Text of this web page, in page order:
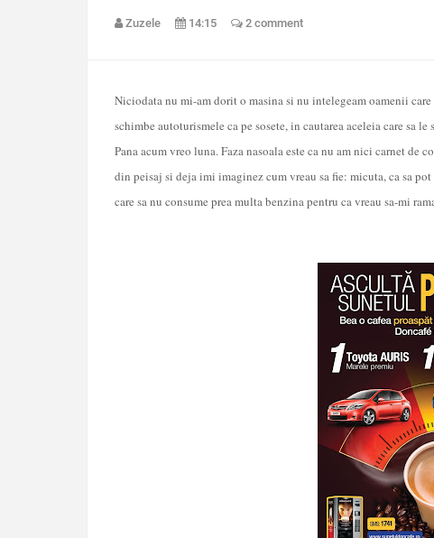
Zuzele 14:15 2 comment
Niciodata nu mi-am dorit o masina si nu intelegeam oamenii
schimbe autoturismele ca pe sosete, in cautarea aceleia care sa
Pana acum vreo luna. Faza nasoala este ca nu am nici carnet de
din peisaj si deja imi imaginez cum vreau sa fie: micuta, ca sa
care sa nu consume prea multa benzina pentru ca vreau sa-mi